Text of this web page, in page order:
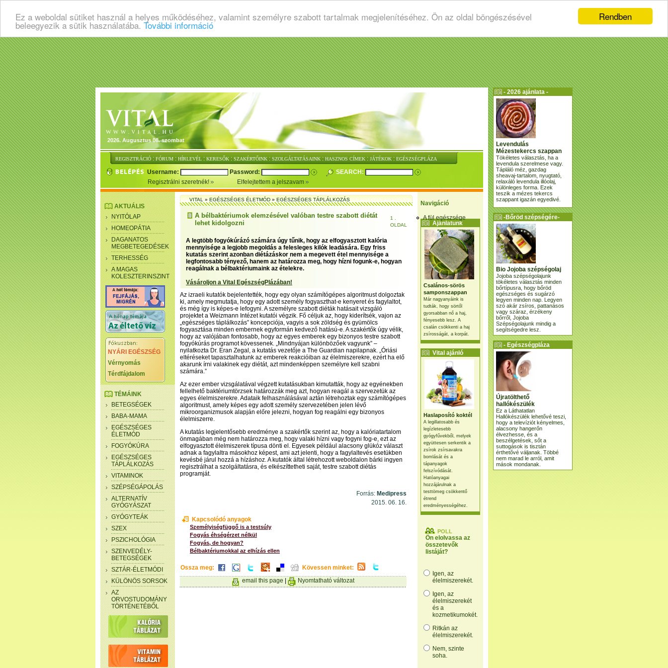
Rendben
Ez a weboldal sütiket használ a helyes működéséhez, valamint személyre szabott tartalmak megjelenítéséhez. Ön az oldal böngészésével
beleegyezik a sütik használatába. További információ
2026. Augusztus 08. szombat
REGISZTRÁCIÓ : FÓRUM : HÍRLEVÉL : KERESŐK : SZAKÉRTŐINK : SZOLGÁLTATÁSAINK : HASZNOS CÍMEK : JÁTÉKOK : EGÉSZSÉGPLÁZA
Username: Password:
SEARCH:
Regisztrálni szeretnék!
Elfelejtettem a jelszavam
Navigáció
A fül egészsége
Ajánlatunk
Csalános-sörös
samponszappan
Már nagyanyáink is
tudták, hogy sörtől
gyorsabban nő a haj,
fényesebb lesz. A
csalán csökkenti a haj
zsírosságát, a korpát.
Vital ajánló
Haslaposító koktél
A legillatosabb és
legízletesebb
gyógyfűvekből, melyek
együttesen serkentik a
zsírok zsírsavakra
bomlását és a
tápanyagok
felszívódását.
Hatóanyagai
hozzájárulnak a
testtömeg csökkentő
étrend
eredményességéhez.
POLL
Ön elolvassa az
összetevők
listáját?
Igen, az
élelmiszerekét.
Igen, az
élelmiszerekét
és a
kozmetikumokét.
Ritkán az
élelmiszerekét.
Nem, szinte
soha.
AKTUÁLIS
NYITÓLAP
HOMEOPÁTIA
DAGANATOS
MEGBETEGEDÉSEK
TERHESSÉG
A MAGAS
KOLESZTERINSZINT
NYÁRI EGÉSZSÉG
Vérnyomás
Térdfájdalom
TÉMÁINK
BETEGSÉGEK
BABA-MAMA
EGÉSZSÉGES
ÉLETMÓD
FOGYÓKÚRA
EGÉSZSÉGES
TÁPLÁLKOZÁS
VITAMINOK
SZÉPSÉGÁPOLÁS
ALTERNATÍV
GYÓGYÁSZAT
GYÓGYTEÁK
SZEX
PSZICHOLÓGIA
SZENVEDÉLY-
BETEGSÉGEK
SZTÁR-ÉLETMÓDI
KÜLÖNÖS SORSOK
AZ
ORVOSTUDOMÁNY
TÖRTÉNETÉBŐL
VITAL»EGÉSZSÉGES ÉLETMÓD»EGÉSZSÉGES TÁPLÁLKOZÁS
A bélbaktériumok elemzésével valóban testre szabott diétát
lehet kidolgozni
1 .
OLDAL
A legtöbb fogyókúrázó számára úgy tűnik, hogy az elfogyasztott kalória
mennyisége a legjobb megoldás a felesleges kilók leadására. Egy friss
kutatás szerint azonban diétázáskor nem a megevett étel mennyisége a
legfontosabb tényező, hanem az határozza meg, hogy hízni fogunk-e, hogyan
reagálnak a bélbaktériumaink az ételekre.
Vásároljon a Vital EgészségPlázában!
Az izraeli kutatók bejelentették, hogy egy olyan számítógépes algoritmust dolgoztak
ki, amely megmutatja, hogy egy adott személy fogyaszthat-e kenyeret és fagylaltot,
és még így is képes-e lefogyni. A személyre szabott diéták hatásait vizsgáló
projektet a Weizmann Intézet kutatói végzik. Fő céljuk az, hogy kiderítsék, vajon az
„egészséges táplálkozás” koncepciója, vagyis a sok zöldség és gyümölcs
fogyasztása minden embernek egyformán kedvező hatású-e. A szakértők úgy vélik,
hogy az valójában fontosabb, hogy az egyes emberek egy bizonyos testre szabott
fogyókúrás programot kövessenek. „Mindnyájan különbözőek vagyunk” –
nyilatkozta Dr. Eran Zegal, a kutatás vezetője a The Guardian napilapnak. „Óriási
eltéréseket tapasztalhatunk az emberek reakcióiban az élelmiszerekre, ezért ha elő
akarunk írni valakinek egy diétát, azt mindenképpen személyre kell szabni
számára.”
Az ezer ember vizsgálatával végzett kutatásukban kimutatták, hogy az egyénekben
fellelhető baktériumtörzsek határozzák meg azt, hogyan reagál a szervezetük az
egyes élelmiszerekre. Adataik felhasználásával aztán létrehoztak egy számítógépes
algoritmust, amely képes egy adott személy szervezetében jelen lévő
mikroorganizmusok alapján előre jelezni, hogyan fog reagálni egy bizonyos
élelmiszerre.
A kutatás legjelentősebb eredménye a szakértők szerint az, hogy a kalóriatartalom
önmagában még nem határozza meg, hogy valaki hízni vagy fogyni fog-e, ezt az
elfogyasztott élelmiszerek típusa dönti el. Egyesek például alacsony glükóz választ
adnak a fagylaltra másokhoz képest, ami azt jelenti, hogy a fagylaltevés esetükben
kevésbé járul hozzá a hízáshoz. A kutatók által létrehozott weboldalon bárki ingyen
regisztrálhat a szolgáltatásra, és elkészíttetheti saját, testre szabott diétás
programját.
Forrás: Medipress
2015. 06. 16.
Kapcsolódó anyagok
Személyiségfüggő is a testsúly
Fogyás éhségérzet nélkül
Fogyás, de hogyan?
Bélbaktériumokkal az elhízás ellen
Ossza meg:
Kövessen minket:
email this page
Nyomtatható változat
- 2026 ajánlata -
Levendulás
Mézestekercs szappan
Tökéletes választás, ha a
levendula szerelmese vagy.
Tápláló méz, gazdag
sheavaj-tartalom, nyugtató,
relaxáló levendula illóolaj,
különleges forma. Ezek
teszik a mézes tekercs
szappant igazán egyedivé.
-Bőröd szépségére-
Bio Jojoba szépségolaj
Jojoba szépségolajunk
tökéletes választás minden
bőrtípusra, hogy bőröd
egészséges és sugárzó
legyen minden nap. Legyen
szó akár zsíros, pattanásos
vagy száraz, érzékeny
bőrről, Jojoba
Szépségolajunk mindig a
segítségedre lesz.
- Egészségpláza
ajánlatunk -
Újratölthető
hallókészülék
Ez a Láthatatlan
Hallókészülék lehetővé teszi,
hogy a televíziót kényelmes,
alacsony hangerőn
élvezhesse, és a
beszélgetések, sőt a
suttogások is tisztán
érthetővé váljanak. Többé
nem marad le arról, amit
mások mondanak.